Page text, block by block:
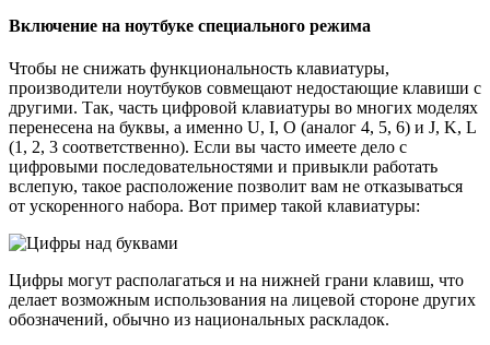
Включение на ноутбуке специального режима
Чтобы не снижать функциональность клавиатуры,
производители ноутбуков совмещают недостающие клавиши с
другими. Так, часть цифровой клавиатуры во многих моделях
перенесена на буквы, а именно U, I, O (аналог 4, 5, 6) и J, K, L
(1, 2, 3 соответственно). Если вы часто имеете дело с
цифровыми последовательностями и привыкли работать
вслепую, такое расположение позволит вам не отказываться
от ускоренного набора. Вот пример такой клавиатуры:
Цифры могут располагаться и на нижней грани клавиш, что
делает возможным использования на лицевой стороне других
обозначений, обычно из национальных раскладок.